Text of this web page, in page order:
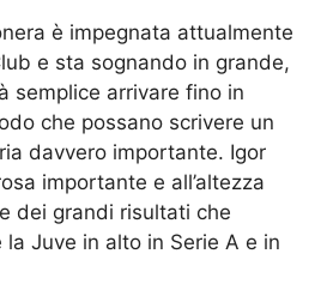
è impegnata attualmente
e sta sognando in grande,
semplice arrivare fino in
che possano scrivere un
davvero importante. Igor
importante e all’altezza
dei grandi risultati che
Juve in alto in Serie A e in